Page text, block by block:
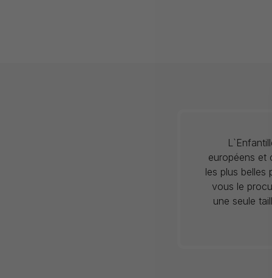
européens et
les plus belles
vous le
une seule